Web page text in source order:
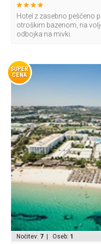
Hotel z zasebno peščeno
otroškim bazenom, na
odbojka na mivki.
SUPER
CENA
Nočitev: 7 | Oseb: 1